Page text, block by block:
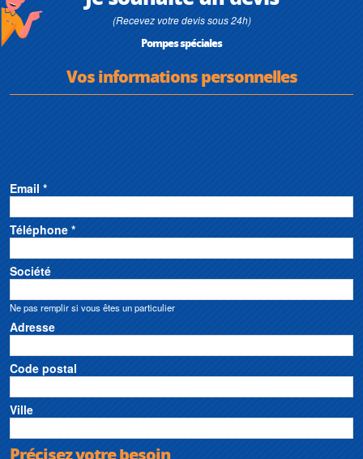
(Recevez votre devis sous 24h)
Pompes spéciales
Vos informations personnelles
Email *
Téléphone *
Société
Ne pas remplir si vous êtes un particulier
Adresse
Code postal
Ville
Précisez votre besoin